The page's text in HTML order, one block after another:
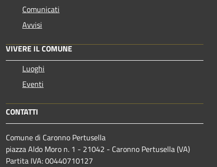
Comunicati
Avvisi
VIVERE IL COMUNE
Luoghi
Eventi
CONTATTI
Comune di Caronno Pertusella
piazza Aldo Moro n. 1 - 21042 - Caronno Pertusella (VA)
Partita IVA: 00440710127